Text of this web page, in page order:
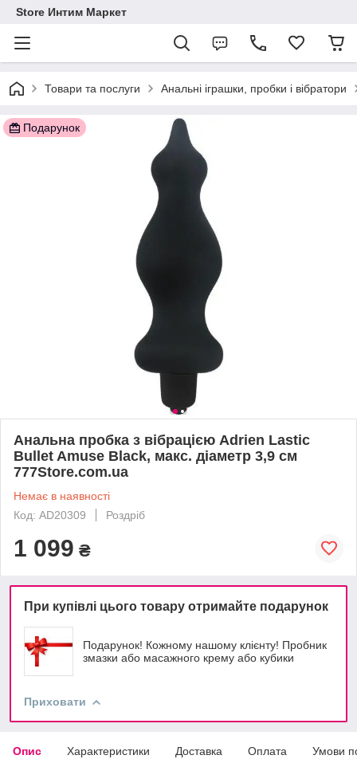
Store Интим Маркет
Товари та послуги Анальні іграшки, пробки і вібратори
Подарунок
Анальна пробка з вібрацією Adrien Lastic
Bullet Amuse Black, макс. діаметр 3,9 см
777Store.com.ua
Немає в наявності
Код: AD20309
Роздріб
1 099 ₴
При купівлі цього товару отримайте подарунок
Подарунок! Кожному нашому клієнту! Пробник
змазки або масажного крему або кубики
Приховати
Опис Характеристики Доставка Оплата Умови